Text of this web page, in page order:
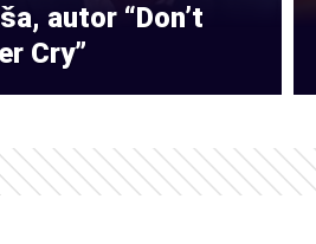
autor “Don’t
Cry”